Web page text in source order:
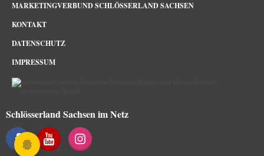
MARKETINGVERBUND SCHLÖSSERLAND SACHSEN
KONTAKT
DATENSCHUTZ
IMPRESSUM
Schlösserland Sachsen im Netz